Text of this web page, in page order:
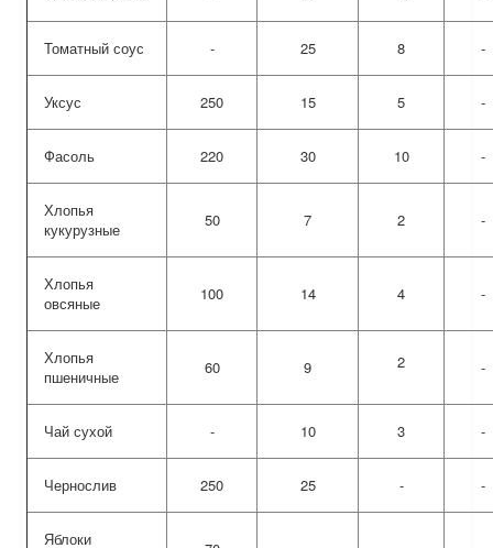
Томатный соус - 25 8 -
Уксус 250 15 5 -
Фасоль 220 30 10 -
Хлопья
кукурузные
50 7 2 -
Хлопья
овсяные
100 14 4 -
Хлопья
пшеничные
60 9 2 -
Чай сухой - 10 3 -
Чернослив 250 25 - -
Яблоки